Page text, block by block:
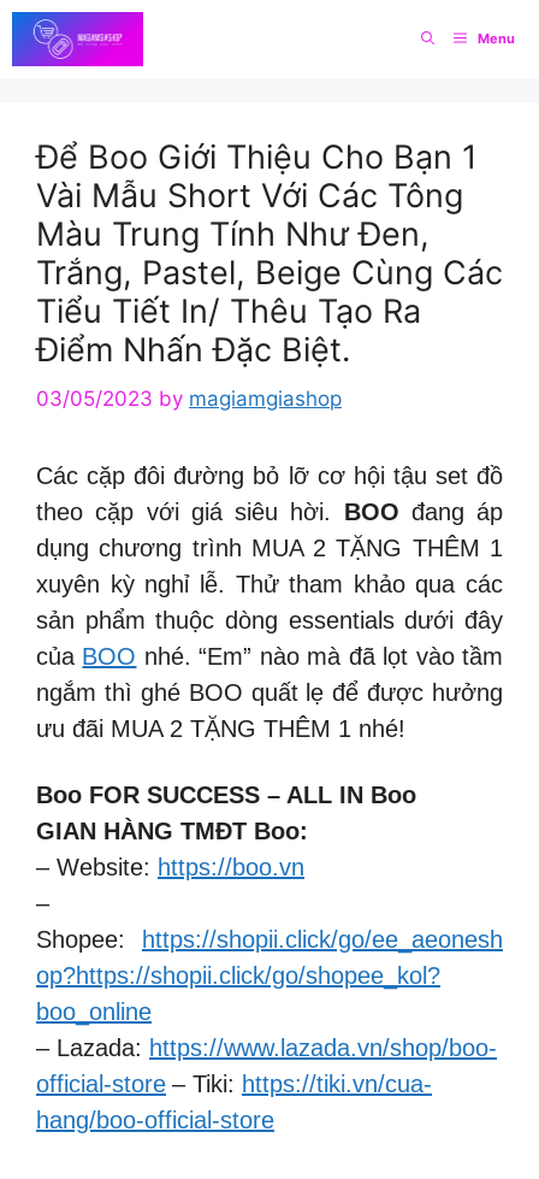
Skip
to
content
Menu
Để Boo Giới Thiệu Cho Bạn 1
Vài Mẫu Short Với Các Tông
Màu Trung Tính Như Đen,
Trắng, Pastel, Beige Cùng Các
Tiểu Tiết In/ Thêu Tạo Ra
Điểm Nhấn Đặc Biệt.
03/05/2023 by magiamgiashop
Các cặp đôi đường bỏ lỡ cơ hội tậu set đồ
theo cặp với giá siêu hời. BOO đang áp
dụng chương trình MUA 2 TẶNG THÊM 1
xuyên kỳ nghỉ lễ. Thử tham khảo qua các
sản phẩm thuộc dòng essentials dưới đây
của BOO nhé. “Em” nào mà đã lọt vào tầm
ngắm thì ghé BOO quất lẹ để được hưởng
ưu đãi MUA 2 TẶNG THÊM 1 nhé!
Boo FOR SUCCESS – ALL IN Boo
GIAN HÀNG TMĐT Boo:
– Website: https://boo.vn
–
Shopee:
https://shopii.click/go/ee_aeonesh
op?https://shopii.click/go/shopee_kol?
boo_online
– Lazada: https://www.lazada.vn/shop/boo-
official-store – Tiki: https://tiki.vn/cua-
hang/boo-official-store